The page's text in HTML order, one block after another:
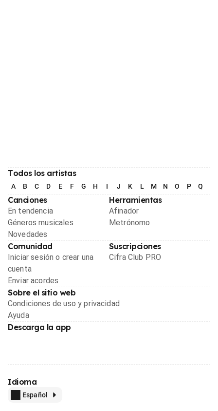
Todos los artistas
A B C D E F G H I J K L M N O P Q
Canciones
En tendencia
Géneros musicales
Novedades
Herramientas
Afinador
Metrónomo
Comunidad
Iniciar sesión o crear una
cuenta
Enviar acordes
Suscripciones
Cifra Club PRO
Sobre el sitio web
Condiciones de uso y privacidad
Ayuda
Descarga la app
Idioma
Español